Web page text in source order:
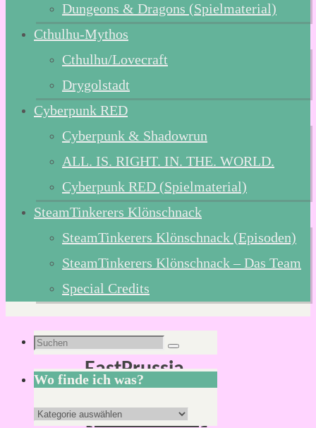
Dungeons & Dragons (Spielmaterial)
Cthulhu-Mythos
Cthulhu/Lovecraft
Drygolstadt
Cyberpunk RED
Cyberpunk & Shadowrun
ALL. IS. RIGHT. IN. THE. WORLD.
Cyberpunk RED (Spielmaterial)
SteamTinkerers Klönschnack
SteamTinkerers Klönschnack (Episoden)
SteamTinkerers Klönschnack – Das Team
Special Credits
Schlagwort:
EastPrussia
[:Cthulhu:]
Suchen
nach:
Suchen
Wo finde ich was?
Wo